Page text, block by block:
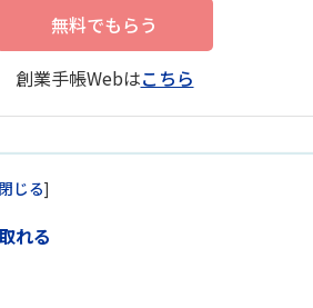
無料でもらう
創業手帳Webはこちら
じる]
れる